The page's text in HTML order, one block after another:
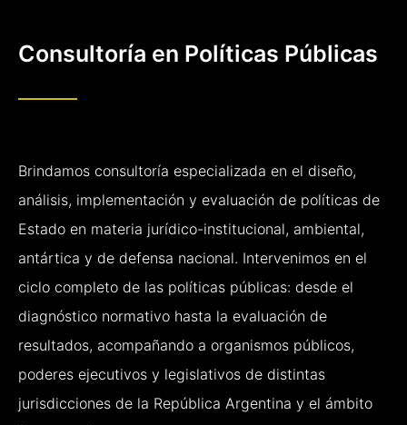
Consultoría en Políticas Públicas
Brindamos consultoría especializada en el diseño,
análisis, implementación y evaluación de políticas de
Estado en materia jurídico-institucional, ambiental,
antártica y de defensa nacional. Intervenimos en el
ciclo completo de las políticas públicas: desde el
diagnóstico normativo hasta la evaluación de
resultados, acompañando a organismos públicos,
poderes ejecutivos y legislativos de distintas
jurisdicciones de la República Argentina y el ámbito